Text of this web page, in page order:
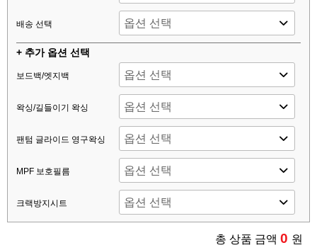
배송 선택
+ 추가 옵션 선택
보드백/엣지백
왁싱/길들이기 왁싱
팬텀 글라이드 영구왁싱
MPF 보호필름
크랙방지시트
총 상품 금액 0 원